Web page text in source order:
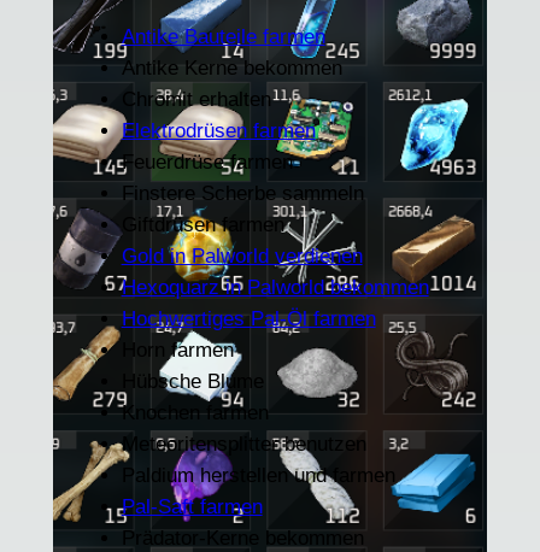
Antike Bauteile farmen
Antike Kerne bekommen
Chromit erhalten
Elektrodrüsen farmen
Feuerdrüse farmen
Finstere Scherbe sammeln
Giftdrüsen farmen
Gold in Palworld verdienen
Hexoquarz in Palworld bekommen
Hochwertiges Pal-Öl farmen
Horn farmen
Hübsche Blume
Knochen farmen
Meteoritensplitter benutzen
Paldium herstellen und farmen
Pal-Saft farmen
Prädator-Kerne bekommen